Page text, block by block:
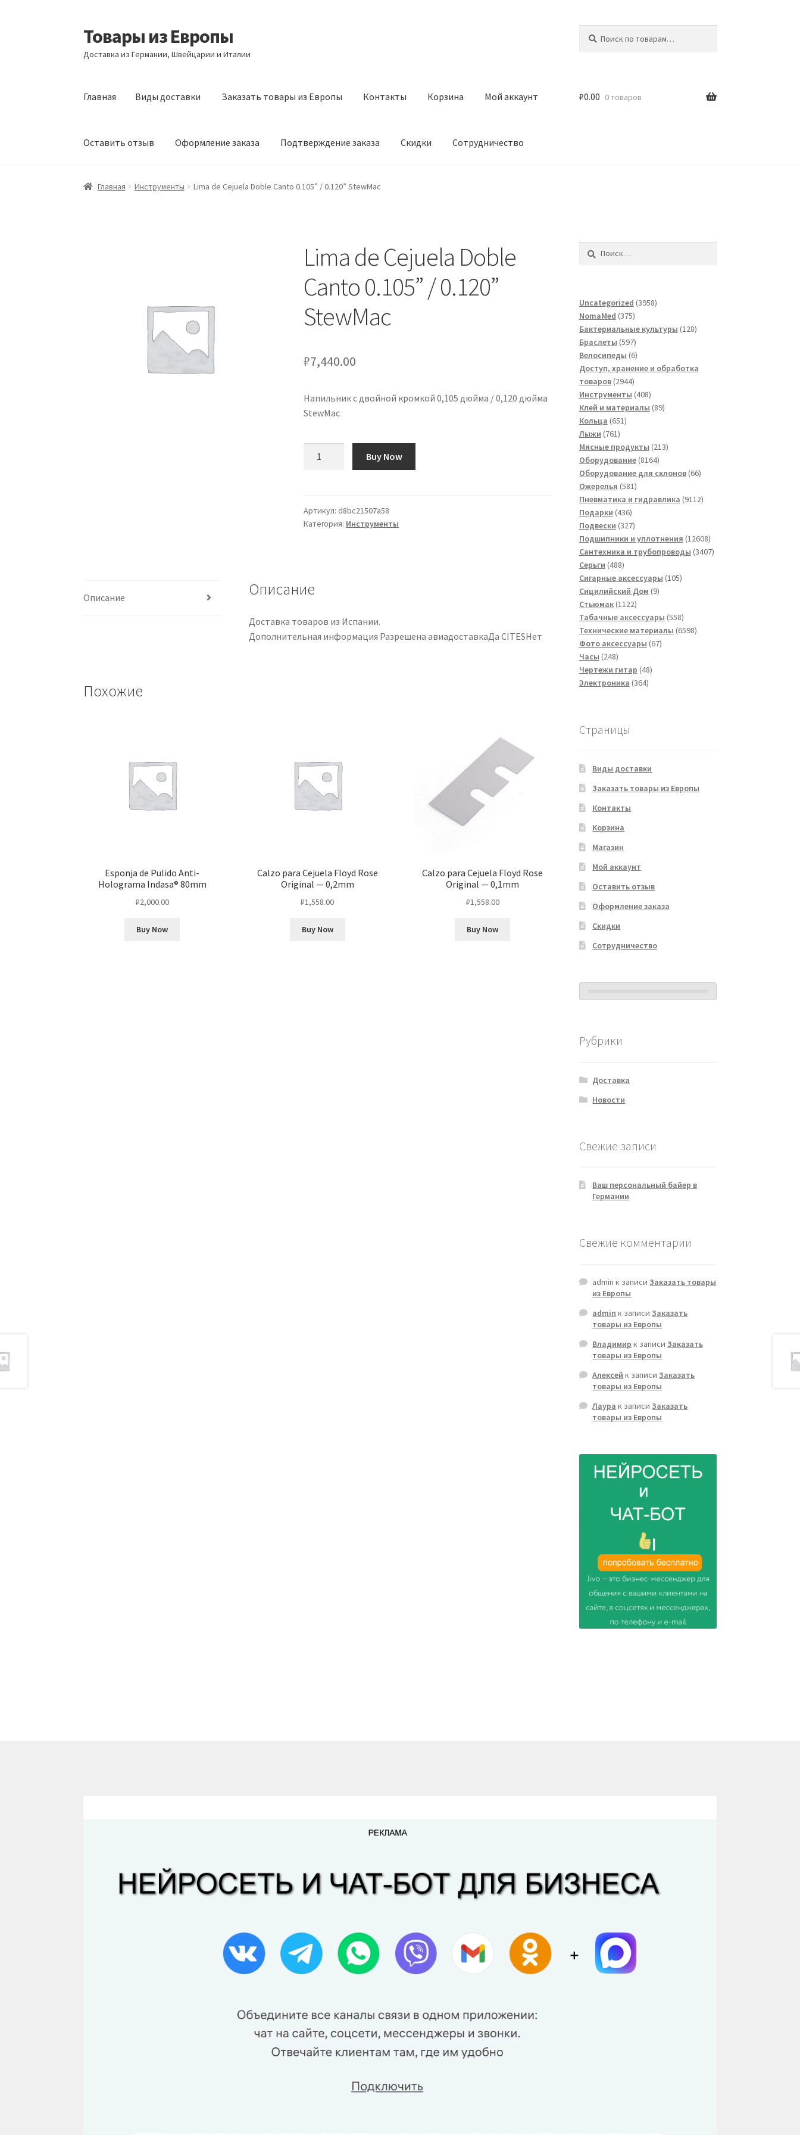
Перейти
к
навигации
Перейти
к
содержимому
Товары из Европы
Доставка из Германии, Швейцарии и Италии
Главная Виды доставки Заказать товары из Европы Контакты Корзина Мой аккаунт
Оставить отзыв Оформление заказа Подтверждение заказа Скидки Сотрудничество
Главная Виды доставки Заказать товары из Европы КонтактыКорзина
₽0.00 0 товаров
Главная Инструменты Lima de Cejuela Doble Canto 0.105” / 0.120” StewMac
Lima de Cejuela Doble
Canto 0.105” / 0.120”
StewMac
₽7,440.00
Напильник с двойной кромкой 0,105 дюйма / 0,120 дюйма
StewMac
Cejuela
Doble
0.120”
Buy Now
Артикул: d8bc21507a58
Категория: Инструменты
Описание Описание
Доставка товаров из Испании.
Дополнительная информация Разрешена авиадоставкаДа CITESНет
Похожие
Esponja de Pulido Anti-
Holograma Indasa® 80mm
₽2,000.00
Buy Now
Calzo para Cejuela Floyd Rose
Original — 0,2mm
₽1,558.00
Buy Now
Calzo para Cejuela Floyd Rose
Original — 0,1mm
₽1,558.00
Buy Now
Uncategorized 39583958
NomaMed 375375
товаров
Бактериальные культуры 128128
Браслеты 597597
товаров
Велосипеды 66
товаров
Доступ, хранение и обработка
товаров 29442944
товара
Инструменты 408408
товаров
Клей и материалы 8989
Кольца 651651
Лыжи 761761
товар
Мясные продукты 213213
Оборудование 81648164
товара
Оборудование для склонов 6666
Ожерелья 581581
товар
Пневматика и гидравлика 91129112
Подарки 436436
товаров
Подвески 327327
товаров
Подшипники и уплотнения 1260812608
товаров
Сантехника и трубопроводы 34073407
Серьги 488488
товаров
Сигарные аксессуары 105105
Сицилийский Дом 99
Стьюмак 11221122
товара
Табачные аксессуары 558558
товаров
Технические материалы 65986598
Фото аксессуары 6767
Часы 248248
товаров
Чертежи гитар 4848
Электроника 364364
Страницы
Виды доставки
Заказать товары из Европы
Контакты
Корзина
Магазин
Мой аккаунт
Оставить отзыв
Оформление заказа
Скидки
Сотрудничество
Рубрики
Доставка
Новости
Свежие записи
Ваш персональный байер в
Германии
Свежие комментарии
admin к записиЗаказать товары
из Европы
admin к записиЗаказать
товары из Европы
Владимир к записиЗаказать
товары из Европы
Алексей к записиЗаказать
товары из Европы
Лаура к записиЗаказать
товары из Европы